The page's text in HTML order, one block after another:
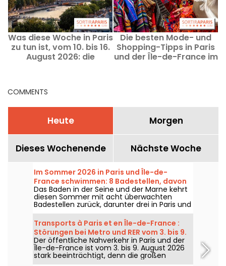
Was diese Woche in Paris
zu tun ist, vom 10. bis 16.
August 2026: die
Die besten Mode- und
Shopping-Tipps in Paris
und der Île-de-France im
COMMENTS
Heute Morgen
Dieses Wochenende Nächste Woche
Im Sommer 2026 in Paris und Île-de-
France schwimmen: 8 Badestellen, davon
5 kostenlos, in der Seine und der Marne.
Das Baden in der Seine und der Marne kehrt
diesen Sommer mit acht überwachten
Badestellen zurück, darunter drei in Paris und
eine brandneue Badestelle im Département
Seine-Saint-Denis. Sie öffnen sich ab dem
20. Juni für einige und ab dem 4. Juli für
andere – und bleiben bis Ende August 2026
offen.
Transports à Paris et en Île-de-France :
Störungen bei Metro und RER vom 3. bis 9.
August 2026
Der öffentliche Nahverkehr in Paris und der
Île-de-France ist vom 3. bis 9. August 2026
stark beeinträchtigt, denn die großen
Sommerbaustellen belasten einige Linien